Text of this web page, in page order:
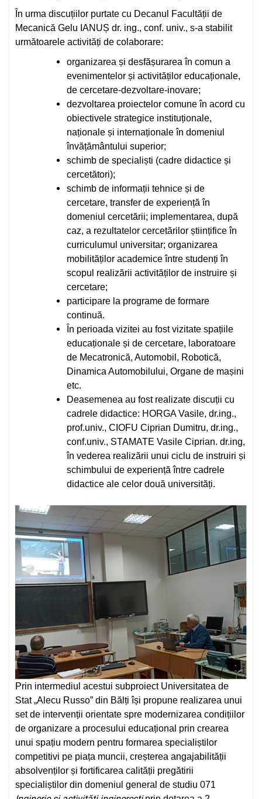
În urma discuțiilor purtate cu Decanul Facultății de
Mecanică Gelu IANUȘ dr. ing., conf. univ., s-a stabilit
următoarele activități de colaborare:
organizarea și desfășurarea în comun a
evenimentelor și activităților educaționale,
de cercetare-dezvoltare-inovare;
dezvoltarea proiectelor comune în acord cu
obiectivele strategice instituționale,
naționale și internaționale în domeniul
învățământului superior;
schimb de specialiști (cadre didactice și
cercetători);
schimb de informații tehnice și de
cercetare, transfer de experiență în
domeniul cercetării; implementarea, după
caz, a rezultatelor cercetărilor științifice în
curriculumul universitar; organizarea
mobilităților academice între studenți în
scopul realizării activităților de instruire și
cercetare;
participare la programe de formare
continuă.
În perioada vizitei au fost vizitate spațiile
educaționale și de cercetare, laboratoare
de Mecatronică, Automobil, Robotică,
Dinamica Automobilului, Organe de mașini
etc.
Deasemenea au fost realizate discuții cu
cadrele didactice: HORGA Vasile, dr.ing.,
prof.univ., CIOFU Ciprian Dumitru, dr.ing.,
conf.univ., STAMATE Vasile Ciprian. dr.ing,
în vederea realizării unui ciclu de instruiri și
schimbului de experiență între cadrele
didactice ale celor două universități.
Prin intermediul acestui subproiect Universitatea de
Stat „Alecu Russo” din Bălți își propune realizarea unui
set de intervenții orientate spre modernizarea condițiilor
de organizare a procesului educațional prin crearea
unui spațiu modern pentru formarea specialiștilor
competitivi pe piața muncii, creșterea angajabilității
absolvenților și fortificarea calității pregătirii
specialiștilor din domeniul general de studiu 071